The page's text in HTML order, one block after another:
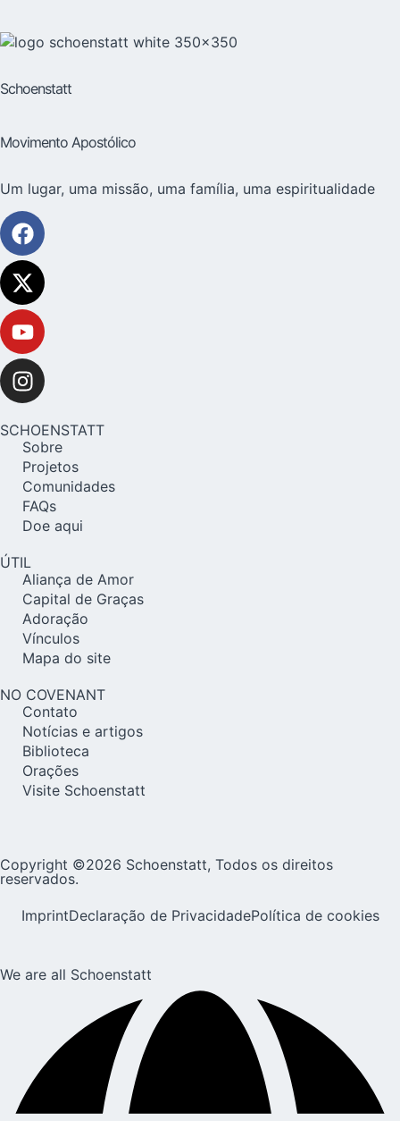
Schoenstatt
Movimento Apostólico
Um lugar, uma missão, uma família, uma espiritualidade
SCHOENSTATT
Sobre
Projetos
Comunidades
FAQs
Doe aqui
ÚTIL
Aliança de Amor
Capital de Graças
Adoração
Vínculos
Mapa do site
NO COVENANT
Contato
Notícias e artigos
Biblioteca
Orações
Visite Schoenstatt
Copyright ©2026 Schoenstatt, Todos os direitos
reservados.
ImprintDeclaração de PrivacidadePolítica de cookies
We are all Schoenstatt